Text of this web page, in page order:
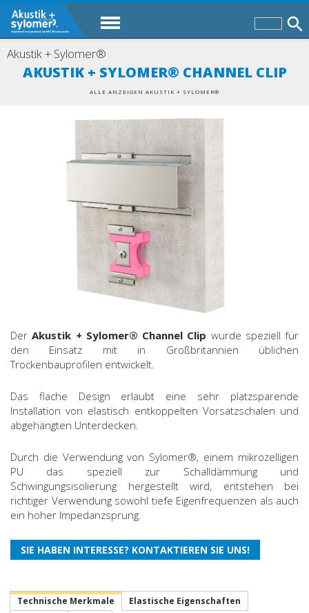
Akustik + Sylomer®
AKUSTIK + SYLOMER® CHANNEL CLIP
ALLE ANZEIGEN AKUSTIK + SYLOMER®
DerAkustik + Sylomer® Channel Clip wurde speziell für
den Einsatz mit in Großbritannien üblichen
Trockenbauprofilen entwickelt.
Das flache Design erlaubt eine sehr platzsparende
Installation von elastisch entkoppelten Vorsatzschalen und
abgehängten Unterdecken.
Durch die Verwendung von Sylomer®, einem mikrozelligen
PU das speziell zur Schalldämmung und
Schwingungsisolierung hergestellt wird, entstehen bei
richtiger Verwendung sowohl tiefe Eigenfrequenzen als auch
ein hoher Impedanzsprung.
Technische Merkmale
Elastische Eigenschaften